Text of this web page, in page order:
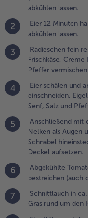
einer
der Creme
Eier füllen.
als
und ein
Stück
Schnabel
als
abkühlen lassen.
2
Eier 12 Minuten
abkühlen lassen.
3
Radieschen fein
Frischkäse, Creme
Pfeffer
4
Eier schälen und
einschneiden.
Senf, Salz und
5
Anschließend mit
Nelken als Augen
Schnabel
Deckel aufsetzen.
6
Abgekühlte
bestreichen (auch
7
Schnittlauch in
Gras rund um den